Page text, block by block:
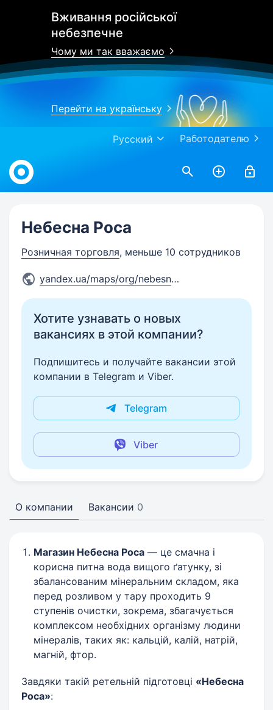
Вживання російської
небезпечне
Чому ми так вважаємо
Перейти на українську
Работодателю
Русский
Work.ua
Небесна Роса
Розничная торговля, меньше 10 сотрудников
yandex.ua/maps/org/nebesna_r
Хотите узнавать о новых
вакансиях в этой компании?
Подпишитесь и получайте вакансии этой
компании в Telegram и Viber.
Telegram
Viber
О компании Вакансии 0
Магазин Небесна Роса — це смачна і
корисна питна вода вищого ґатунку, зі
збалансованим мінеральним складом, яка
перед розливом у тару проходить 9
ступенів очистки, зокрема, збагачується
комплексом необхідних організму людини
мінералів, таких як: кальцій, калій, натрій,
магній, фтор.
Завдяки такій ретельній підготовці «Небесна
Роса»: